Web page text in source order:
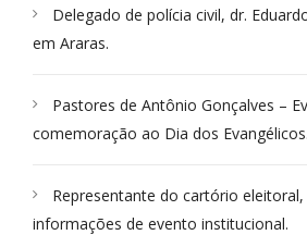
Delegado de polícia civil, dr.
em Araras.
Pastores de Antônio Gonçalves –
comemoração ao Dia dos Evangélicos.
Representante do cartório
informações de evento institucional.